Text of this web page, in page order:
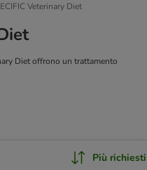
Veterinary Diet
Diet offrono un trattamento
Più richiesti